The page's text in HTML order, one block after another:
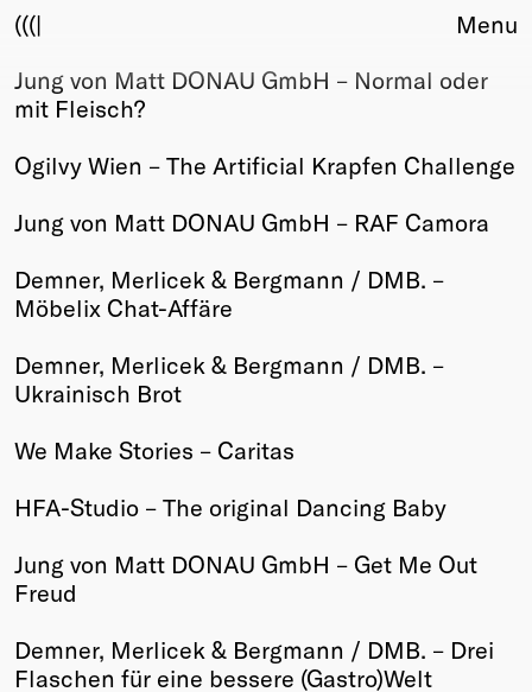
(((|
About
Club
Sponsors
TBD
Events
Upcoming
Membership
Members
Friends of Creativity
Winners
2026
Annual
Menu
Jung von Matt DONAU GmbH – Normal oder
mit Fleisch?
Ogilvy Wien – The Artificial Krapfen Challenge
Jung von Matt DONAU GmbH – RAF Camora
Demner, Merlicek & Bergmann / DMB. –
Möbelix Chat-Affäre
Demner, Merlicek & Bergmann / DMB. –
Ukrainisch Brot
We Make Stories – Caritas
HFA-Studio – The original Dancing Baby
Jung von Matt DONAU GmbH – Get Me Out
Freud
Demner, Merlicek & Bergmann / DMB. – Drei
Flaschen für eine bessere (Gastro)Welt